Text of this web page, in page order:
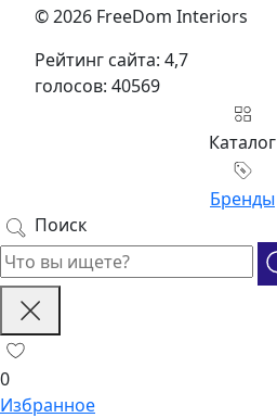
© 2026 FreeDom Interiors
Рейтинг сайта: 4,7
голосов: 40569
Каталог
Бренды
Поиск
0
Избранное